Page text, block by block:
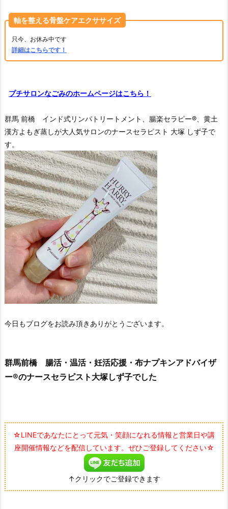
軸を整える骨盤ケアエクササイズ
只今、お休み中です
詳細はこちらです！
プチサロンなごみのホームページはこちら！
群馬 前橋 インド式リンパトリートメント、腸楽セラピー®︎、黄土
漢方よもぎ蒸しが大人気サロンのナースセラピスト 大塚 しず子で
す。
今日もブログをお読み頂きありがとうございます。
群馬前橋 腸活・温活・妊活応援・布ナプキンアドバイザ
ー®のナースセラピスト大塚しず子でした
☆LINEであなたにとって元気・笑顔になれる情報と営業日や講
座開催情報などを配信しています。ぜひご登録してください☆
↑クリックでご登録できます